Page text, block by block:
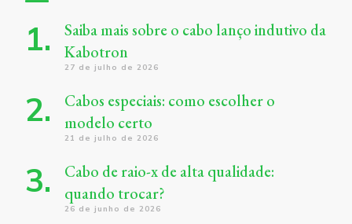
Saiba mais sobre o cabo lanço indutivo da
Kabotron
27 de julho de 2026
Cabos especiais: como escolher o
modelo certo
21 de julho de 2026
Cabo de raio-x de alta qualidade:
quando trocar?
26 de junho de 2026